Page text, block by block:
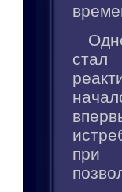
стал
при